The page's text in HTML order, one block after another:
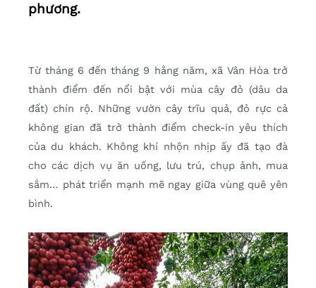
phương.
Từ tháng 6 đến tháng 9 hằng năm, xã Vân Hòa trở
thành điểm đến nổi bật với mùa cây đỏ (dâu da
đất) chín rộ. Những vườn cây trĩu quả, đỏ rực cả
không gian đã trở thành điểm check-in yêu thích
của du khách. Không khí nhộn nhịp ấy đã tạo đà
cho các dịch vụ ăn uống, lưu trú, chụp ảnh, mua
sắm… phát triển mạnh mẽ ngay giữa vùng quê yên
bình.